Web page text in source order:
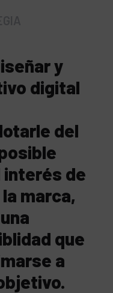
y
digital
del
de
marca,
que
a
.